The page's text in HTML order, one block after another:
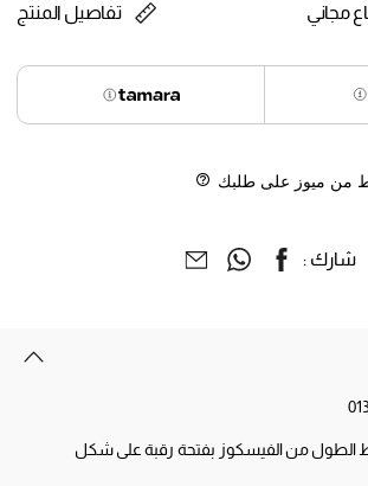
مجاني تفاصيل المنتج
ميوز على طلبك
شارك :
من الفيسكوز بفتحة رقبة على شكل